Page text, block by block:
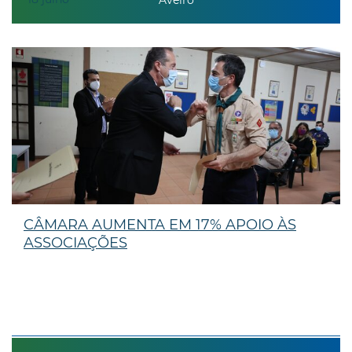
CÂMARA AUMENTA EM 17% APOIO ÀS
ASSOCIAÇÕES